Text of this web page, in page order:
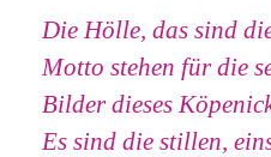
Die Hölle, das sind
Motto stehen für die
Bilder dieses
Es sind die stillen,